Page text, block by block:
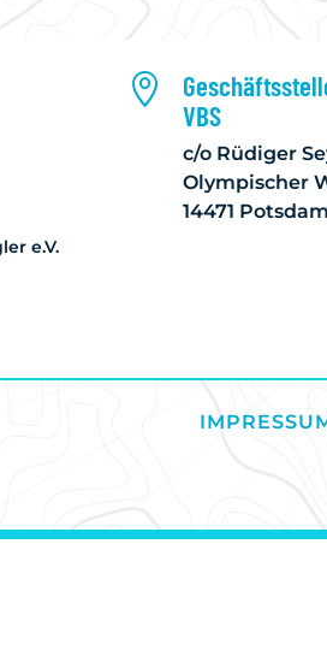
e.V.

VBS
c/o Rüdiger
Olympischer
14471 Potsdam